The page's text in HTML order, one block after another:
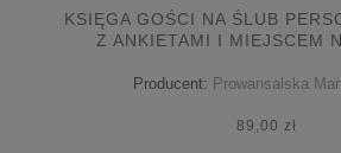
KSIĘGA GOŚCI NA ŚLUB
Z ANKIETAMI I MIEJSCEM
Producent: Prowansalska
89,00 zł